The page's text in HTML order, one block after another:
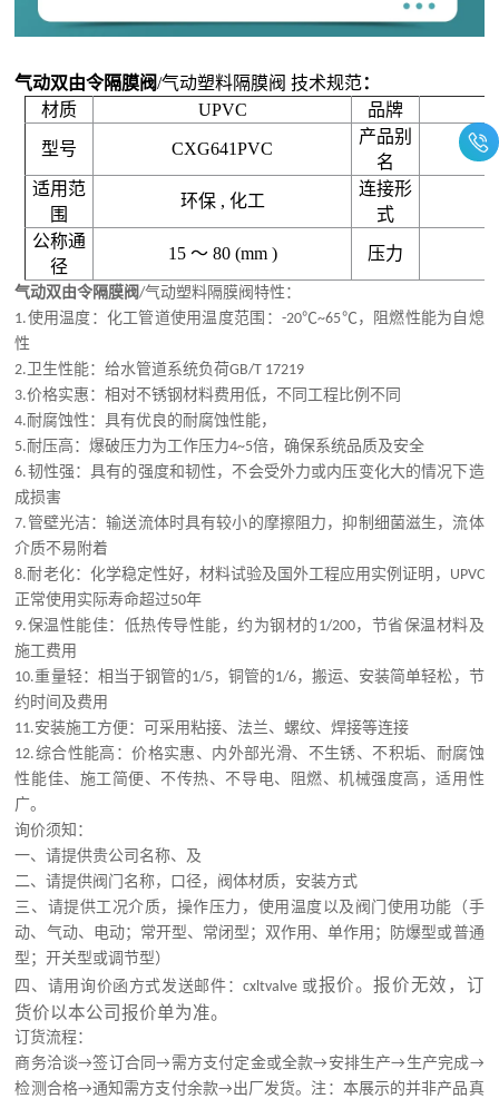
气动双由令隔膜阀/气动塑料隔膜阀 技术规范：
材质
UPVC 品牌
型号 CXG641PVC
产品别
名
适用范
围
环保 , 化工
连接形
式
公称通
径
15 ～ 80 (mm ) 压力
气动双由令隔膜阀/气动塑料隔膜阀特性：
1.使用温度：化工管道使用温度范围：-20℃~65℃，阻燃性能为自熄
性
2.卫生性能：给水管道系统负荷GB/T 17219
3.价格实惠：相对不锈钢材料费用低，不同工程比例不同
4.耐腐蚀性：具有优良的耐腐蚀性能，
5.耐压高：爆破压力为工作压力4~5倍，确保系统品质及安全
6.韧性强：具有的强度和韧性，不会受外力或内压变化大的情况下造
成损害
7.管壁光洁：输送流体时具有较小的摩擦阻力，抑制细菌滋生，流体
介质不易附着
8.耐老化：化学稳定性好，材料试验及国外工程应用实例证明，UPVC
正常使用实际寿命超过50年
9.保温性能佳：低热传导性能，约为钢材的1/200，节省保温材料及
施工费用
10.重量轻：相当于钢管的1/5，铜管的1/6，搬运、安装简单轻松，节
约时间及费用
11.安装施工方便：可采用粘接、法兰、螺纹、焊接等连接
12.综合性能高：价格实惠、内外部光滑、不生锈、不积垢、耐腐蚀
性能佳、施工简便、不传热、不导电、阻燃、机械强度高，适用性
广。
询价须知：
一、请提供贵公司名称、及
二、请提供阀门名称，口径，阀体材质，安装方式
三、请提供工况介质，操作压力，使用温度以及阀门使用功能（手
动、气动、电动；常开型、常闭型；双作用、单作用；防爆型或普通
型；开关型或调节型）
四、请用询价函方式发送邮件：cxltvalve 或报价。报价无效，订
货价以本公司报价单为准。
订货流程：
商务洽谈→签订合同→需方支付定金或全款→安排生产→生产完成→
检测合格→通知需方支付余款→出厂发货。注：本展示的并非产品真